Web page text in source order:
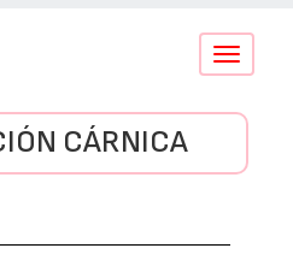
Conmutar
CÁRNICA